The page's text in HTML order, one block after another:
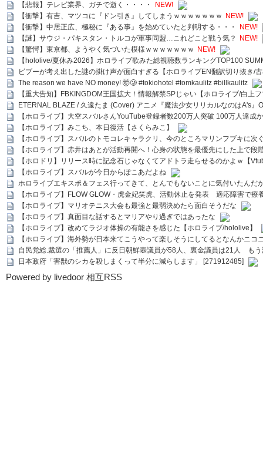
【悲報】テレビ業界、ガチで逝く・・・・
NEW!
【衝撃】有吉、マツコに『ドン引き』してしまうｗｗｗｗｗｗｗ
NEW!
【衝撃】中居正広、極秘に『ある事』を始めていたと判明する・・・
NEW!
【謎】サウジ・パキスタン・トルコが軍事同盟…これどこと戦う気？
NEW!
【驚愕】東京都、ようやく気づいた模様ｗｗｗｗｗｗｗ
NEW!
【hololive/夏休み2026】ホロライブ歌みた総視聴数ランキングTOP100
ビブーが考え出した謎の掛け声が面白すぎる【ホロライブEN翻訳切り抜き/
The reason we have NO money! 🤯🥲 #tokiohotel #tomkaulitz #billkaulitz
【重大告知】FBKINGDOM王国拡大！情報解禁SPじゃい【ホロライブ/白上
ETERNAL BLAZE / 久遠たま (Cover) アニメ『魔法少女リリカルなのはA's』
【ホロライブ】大空スバルさんYouTube登録者数200万人突破 100万人達成
【ホロライブ】みこち、本日復活【さくらみこ】
【ホロライブ】スバルのトモコレキャラクリ、今のところマリンフブキに
【ホロライブ】赤井はあとが活動再開へ！心身の状態を最優先にした上で段
【ホロドリ】リリース時に記念石じゃなくてアドトラ走らせるのかよｗ【
【ホロライブ】スバルが今日からぽこあだよね
ホロライブエキスポ＆フェス行ってきて、とんでもないことに気付いたんだ
【ホロライブ】FLOW GLOW・虎金妃笑虎、活動休止を発表 適応障害で療
【ホロライブ】マリオテニス大会も最強と最弱決めたら面白そうだな
【ホロライブ】真面目な話するとマリアやり過ぎではあったな
【ホロライブ】改めてラジオ体操の有能さを感じた【ホロライブ/hololive】
【ホロライブ】海外勢が日本来てこうやって楽しそうにしてるとなんかニコ
自民党総.裁選の「推薦人」に反日朝鮮壺議員が58人、裏金議員は21人 も
日本政府「害獣のシカを殺しまくって半分に減らします」 [271912485]
Powered by livedoor 相互RSS